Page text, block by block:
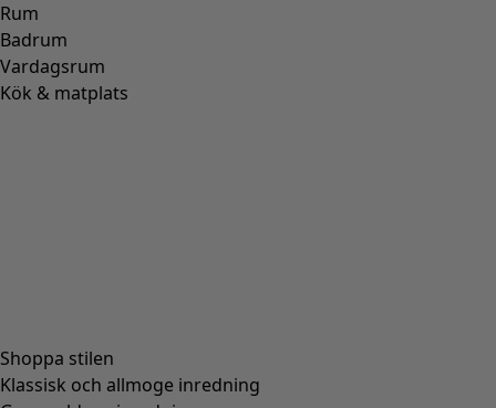
Rum
Badrum
Vardagsrum
Kök & matplats
Shoppa stilen
Klassisk och allmoge inredning